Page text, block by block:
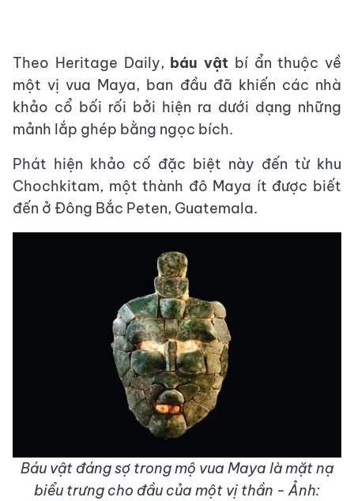
Theo Heritage Daily, báu vật bí ẩn thuộc về
một vị vua Maya, ban đầu đã khiến các nhà
khảo cổ bối rối bởi hiện ra dưới dạng những
mảnh lắp ghép bằng ngọc bích.
Phát hiện khảo cố đặc biệt này đến từ khu
Chochkitam, một thành đô Maya ít được biết
đến ở Đông Bắc Peten, Guatemala.
Báu vật đáng sợ trong mộ vua Maya là mặt nạ
biểu trưng cho đầu của một vị thần - Ảnh: